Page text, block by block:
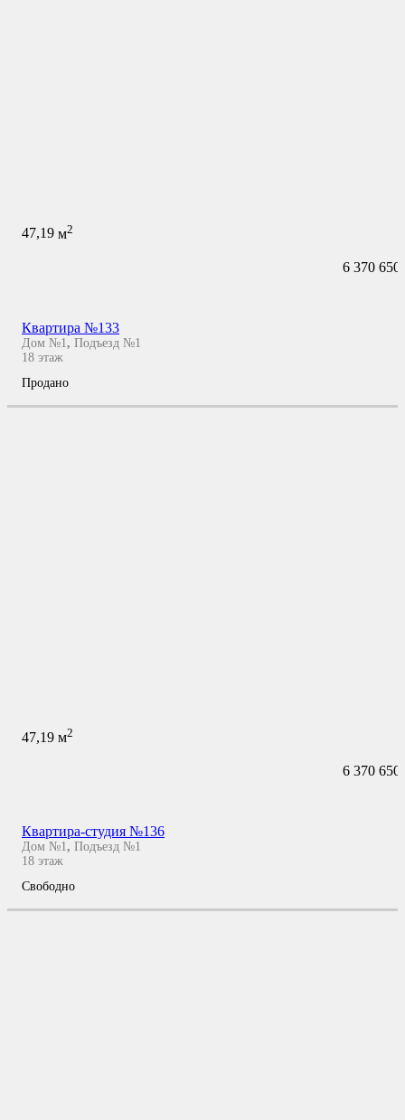
47,19 м2
6 370 650
Квартира №133
Дом №1, Подъезд №1
18 этаж
Продано
47,19 м2
6 370 650
Квартира-студия №136
Дом №1 , Подъезд №1
18 этаж
Свободно